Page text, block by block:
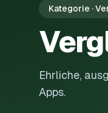
Kategorie ·
Ehrliche,
Apps.